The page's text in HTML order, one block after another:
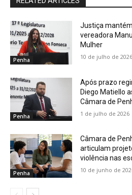
Penha
Justiça
vereadora
Mulher
10 de julho de 2026
Penha
Após prazo
Diego Matiello
Câmara de
1 de julho de 2026
Penha
Câmara de
articulam
violência nas
10 de junho de